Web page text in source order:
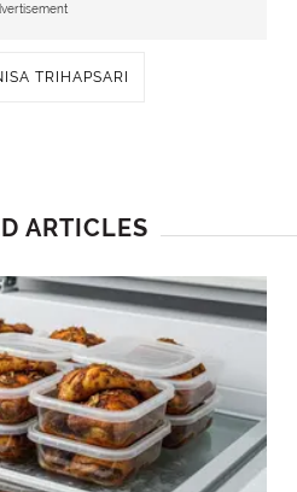
TRIHAPSARI
ARTICLES